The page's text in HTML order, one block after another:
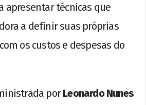
apresentar técnicas que
a definir suas próprias
os custos e despesas do
porLeonardo Nunes